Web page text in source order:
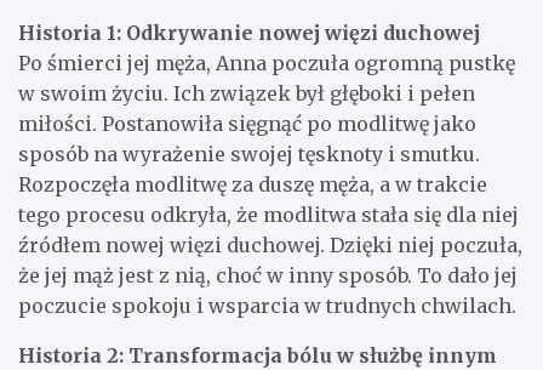
Historia 1: Odkrywanie nowej więzi duchowej
Po śmierci jej męża, Anna poczuła ogromną pustkę
w swoim życiu. Ich związek był głęboki i pełen
miłości. Postanowiła sięgnąć po modlitwę jako
sposób na wyrażenie swojej tęsknoty i smutku.
Rozpoczęła modlitwę za duszę męża, a w trakcie
tego procesu odkryła, że modlitwa stała się dla niej
źródłem nowej więzi duchowej. Dzięki niej poczuła,
że jej mąż jest z nią, choć w inny sposób. To dało jej
poczucie spokoju i wsparcia w trudnych chwilach.
Historia 2: Transformacja bólu w służbę innym